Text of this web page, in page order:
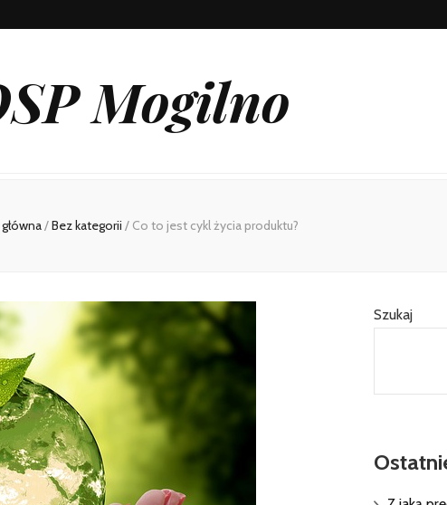
Mogilno
/Bez kategorii / Co to jest cykl życia produktu?
Szukaj